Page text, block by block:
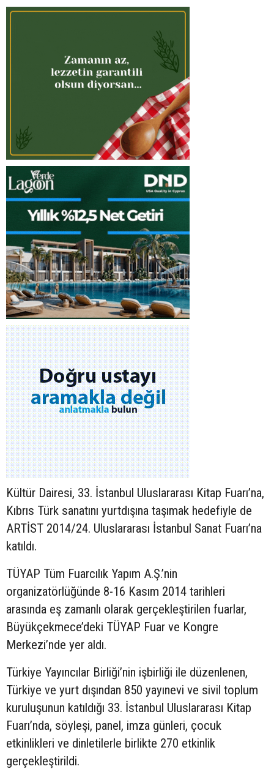
Kültür Dairesi, 33. İstanbul Uluslararası Kitap Fuarı’na,
Kıbrıs Türk sanatını yurtdışına taşımak hedefiyle de
ARTİST 2014/24. Uluslararası İstanbul Sanat Fuarı’na
katıldı.
TÜYAP Tüm Fuarcılık Yapım A.Ş.’nin
organizatörlüğünde 8-16 Kasım 2014 tarihleri
arasında eş zamanlı olarak gerçekleştirilen fuarlar,
Büyükçekmece’deki TÜYAP Fuar ve Kongre
Merkezi’nde yer aldı.
Türkiye Yayıncılar Birliği’nin işbirliği ile düzenlenen,
Türkiye ve yurt dışından 850 yayınevi ve sivil toplum
kuruluşunun katıldığı 33. İstanbul Uluslararası Kitap
Fuarı’nda, söyleşi, panel, imza günleri, çocuk
etkinlikleri ve dinletilerle birlikte 270 etkinlik
gerçekleştirildi.